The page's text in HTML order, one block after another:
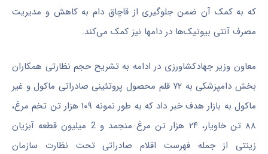
که به کمک آن ضمن جلوگیری از قاچاق دام به کاهش و مدیریت
مصرف آنتی بیوتیک‌ها در دامها نیز کمک می‌کند.
معاون وزیر جهادکشاورزی در ادامه به تشریح حجم نظارتی همکاران
بخش دامپزشکی به ۷۲ قلم محصول پروتئینی صادراتی ماکول و غیر
ماکول به بازار هدف خبر داد که به طور نمونه ۱۰۹ هزار تن تخم مرغ،
۸۸ تن خاویار، ۲۴ هزار تن‌ مرغ منجمد و 2 میلیون قطعه آبزیان
زینتی از جمله فهرست اقلام صادراتی تحت نظارت سازمان